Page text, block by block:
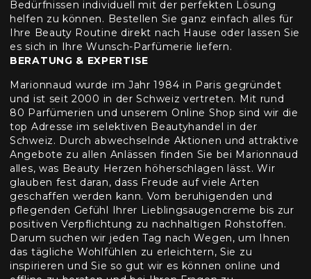
Bedürfnissen individuell mit der perfekten Lösung
helfen zu können. Bestellen Sie ganz einfach alles für
Ihre Beauty Routine direkt nach Hause oder lassen Sie
es sich in Ihre Wunsch-Parfümerie liefern.
BERATUNG & EXPERTISE
Marionnaud wurde im Jahr 1984 in Paris gegründet
und ist seit 2000 in der Schweiz vertreten. Mit rund
80 Parfümerien und unserem Online Shop sind wir die
top Adresse im selektiven Beautyhandel in der
Schweiz. Durch abwechselnde Aktionen und attraktive
Angebote zu allen Anlässen finden Sie bei Marionnaud
alles, was Beauty Herzen höherschlagen lässt. Wir
glauben fest daran, dass Freude auf viele Arten
geschaffen werden kann. Vom beruhigenden und
pflegenden Gefühl Ihrer Lieblingsaugencreme bis zur
positiven Verpflichtung zu nachhaltigen Rohstoffen.
Darum suchen wir jeden Tag nach Wegen, um Ihnen
das tägliche Wohlfühlen zu erleichtern, Sie zu
inspirieren und Sie so gut wir es können online und